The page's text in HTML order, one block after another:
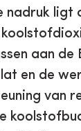
nadruk ligt
aan de
en de
van